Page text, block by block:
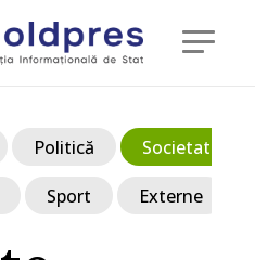
Politică Societate
Sport Externe